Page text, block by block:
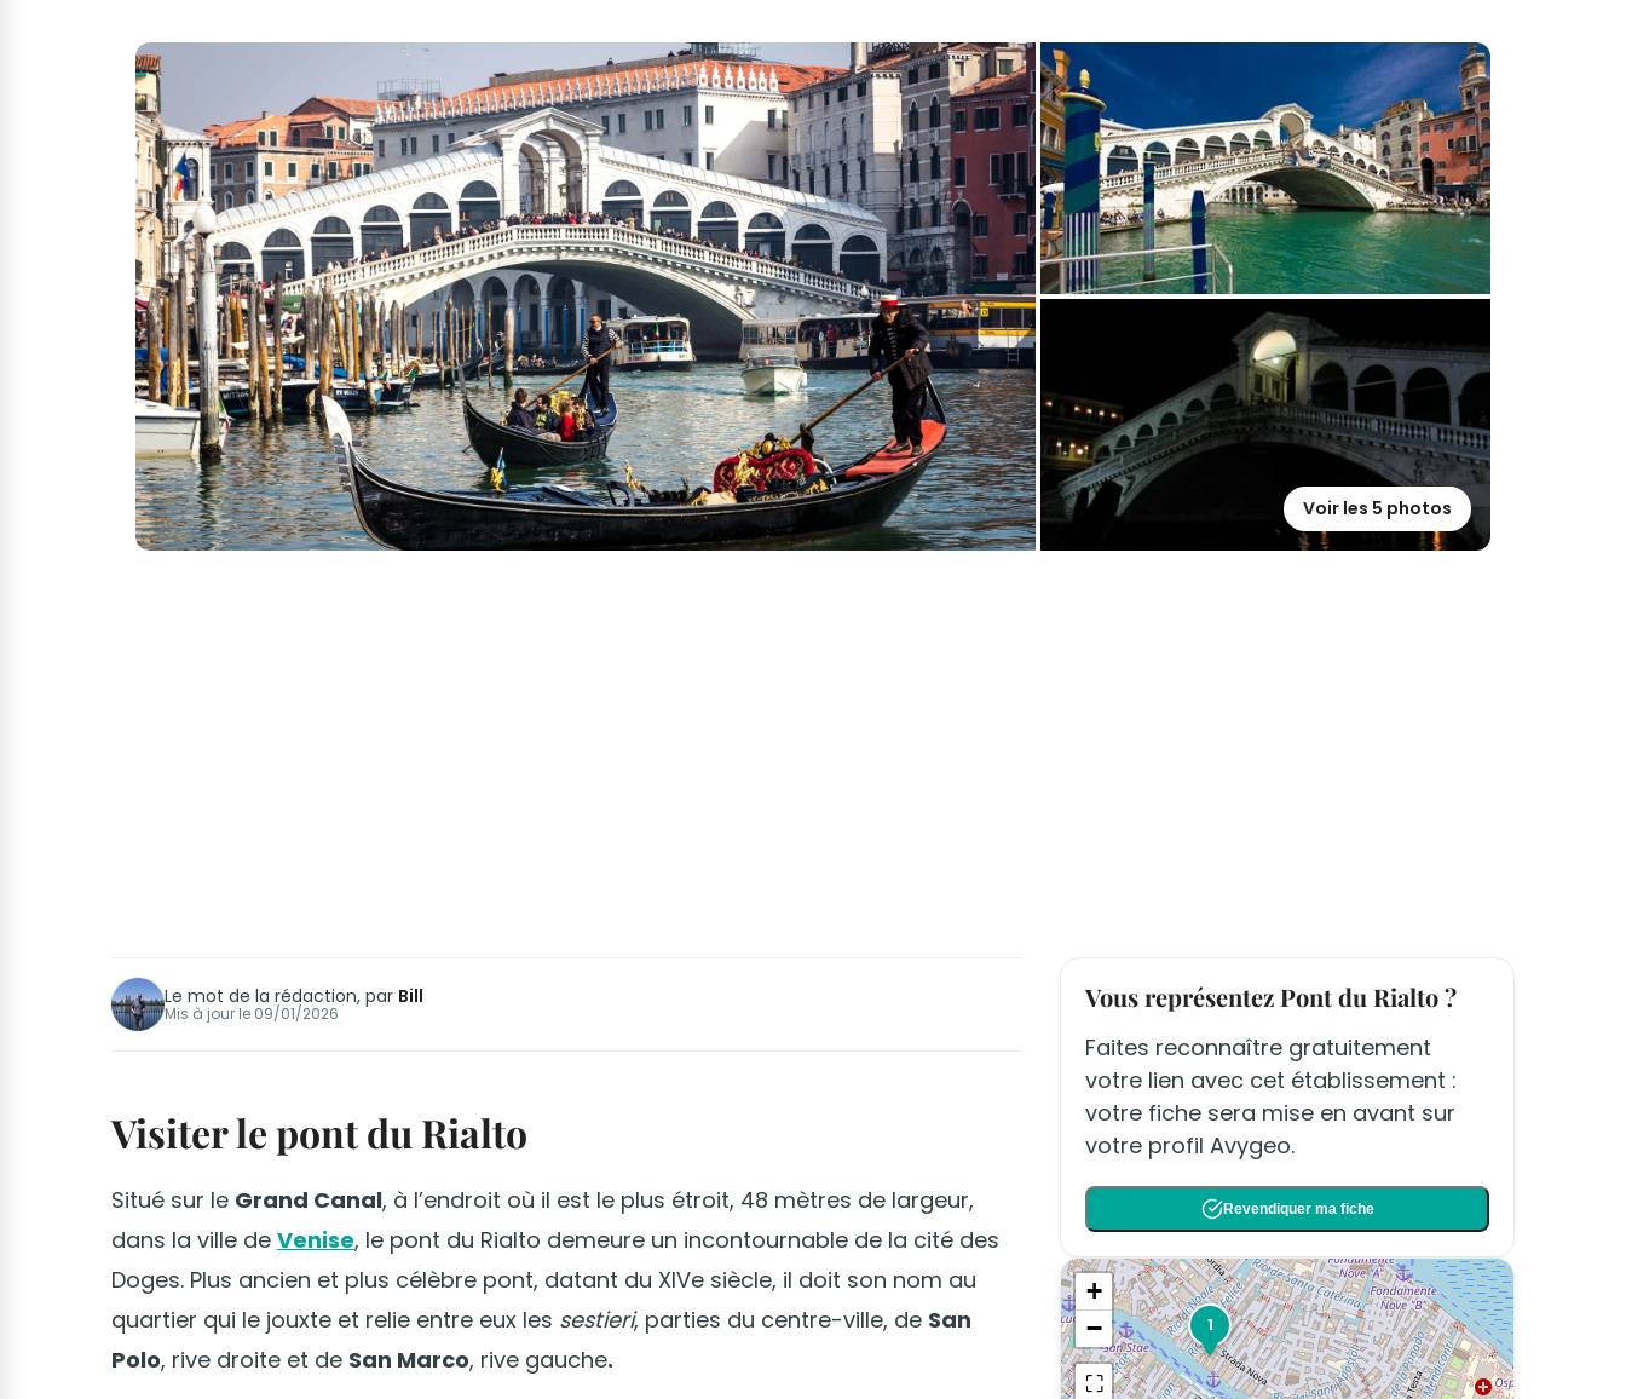
Voir les 5 photos
Le mot de la rédaction, par Bill
Mis à jour le 09/01/2026
Visiter le pont du Rialto
Situé sur le Grand Canal, à l’endroit où il est le plus étroit, 48 mètres de largeur,
dans la ville de Venise, le pont du Rialto demeure un incontournable de la cité des
Doges. Plus ancien et plus célèbre pont, datant du XIVe siècle, il doit son nom au
quartier qui le jouxte et relie entre eux les sestieri, parties du centre-ville, de San
Polo, rive droite et de San Marco, rive gauche.
Vous représentez Pont du Rialto ?
Faites reconnaître gratuitement
votre lien avec cet établissement :
votre fiche sera mise en avant sur
votre profil Avygeo.
Revendiquer ma fiche
1
+
−
⛶